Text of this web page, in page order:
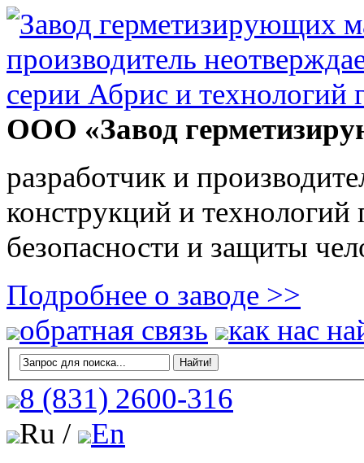
ООО «Завод
разработчик и
конструкций и
безопасности и защиты
Подробнее о заводе >>
обратная связь
как нас
8 (831) 2600-316
Ru /
En